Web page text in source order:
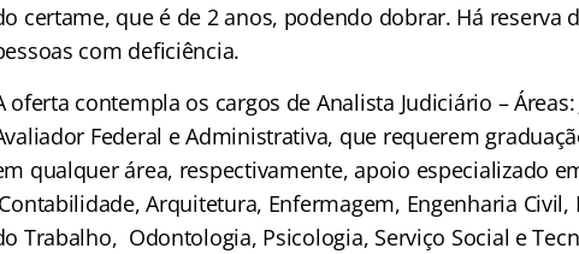
certame, que é de 2 anos, podendo dobrar. Há reserva
com deficiência.
oferta contempla os cargos de Analista Judiciário –
Federal e Administrativa, que requerem
qualquer área, respectivamente, apoio especializado
Contabilidade, Arquitetura, Enfermagem, Engenharia
Trabalho, Odontologia, Psicologia, Serviço Social e